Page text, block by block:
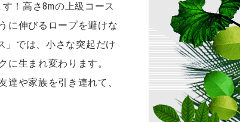
！高さ8mの上級コース
に伸びるロープを避けな
」では、小さな突起だけ
生まれ変わります。
や家族を引き連れて、